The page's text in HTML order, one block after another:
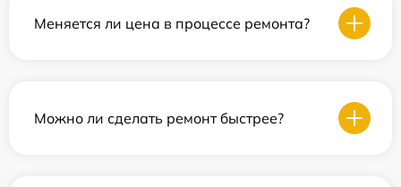
Меняется ли цена в процессе ремонта?
Можно ли сделать ремонт быстрее?